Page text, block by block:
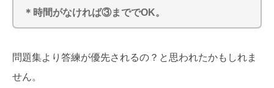
＊時間がなければ③まででOK。
問題集より答練が優先されるの？と思われたかもしれま
せん。